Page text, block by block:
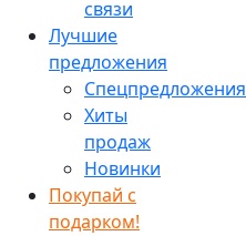
связи
Лучшие
предложения
Спецпредложения
Хиты
продаж
Новинки
Покупай с
подарком!